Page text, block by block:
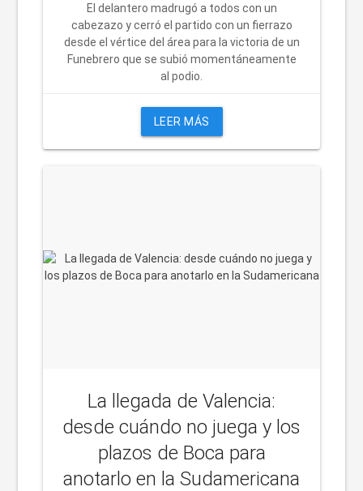
El delantero madrugó a todos con un
cabezazo y cerró el partido con un fierrazo
desde el vértice del área para la victoria de un
Funebrero que se subió momentáneamente
al podio.
LEER MÁS
La llegada de Valencia:
desde cuándo no juega y los
plazos de Boca para
anotarlo en la Sudamericana